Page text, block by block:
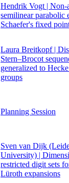
Hendrik Vogt | Non-
semilinear parabolic
Schaefer's fixed
Laura Breitkopf |
Stern–Brocot
generalized to
groups
Planning Session
Sven van Dijk
University) |
restricted digit sets
Lüroth expansions